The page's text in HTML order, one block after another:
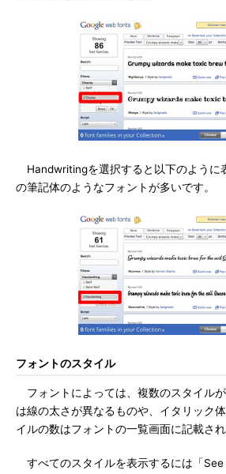
Handwritingを選択すると以下のように
の筆記体のようなフォントが多いです。
フォントのスタイル
フォントによっては、複数のスタイル
は線の太さが異なるものや、イタリック
イルの数はフォントの一覧画面に記載され
すべてのスタイルを表示するには「